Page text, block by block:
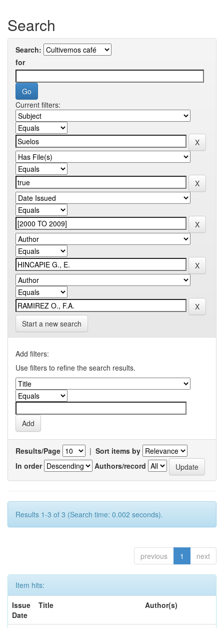
Search
Search:
for
Current filters:
Start a new search
Add filters:
Use filters to refine the search results.
Results/Page | Sort items by
In order
Authors/record
Results 1-3 of 3 (Search time: 0.002 seconds).
previous 1 next
Item hits:
Issue
Date
Title Author(s)